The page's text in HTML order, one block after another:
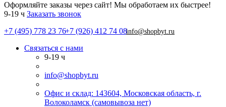
Оформляйте заказы через сайт! Мы обработаем их быстрее!
9-19 ч Заказать звонок
+7 (495) 778 23 76+7 (926) 412 74 08info@shopbyt.ru
Связаться с нами
9-19 ч
info@shopbyt.ru
Офис и склад: 143604, Московская область, г.
Волоколамск (самовывоза нет)